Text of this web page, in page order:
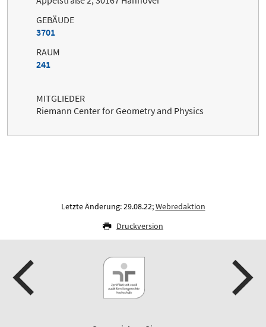
GEBÄUDE
3701
RAUM
241
MITGLIEDER
Riemann Center for Geometry and Physics
Letzte Änderung: 29.08.22;Webredaktion
Druckversion